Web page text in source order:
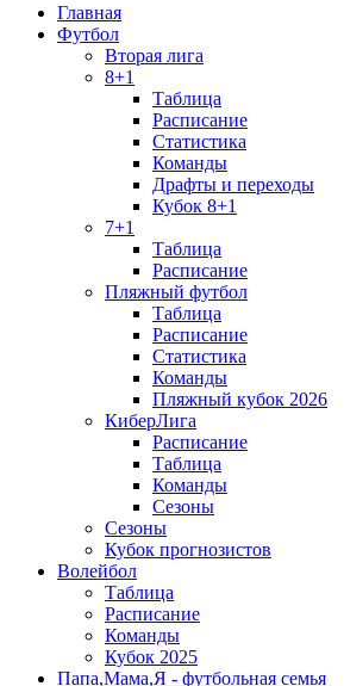
Главная
Футбол
Вторая лига
8+1
Таблица
Расписание
Статистика
Команды
Драфты и переходы
Кубок 8+1
7+1
Таблица
Расписание
Пляжный футбол
Таблица
Расписание
Статистика
Команды
Пляжный кубок 2026
КиберЛига
Расписание
Таблица
Команды
Сезоны
Сезоны
Кубок прогнозистов
Волейбол
Таблица
Расписание
Команды
Кубок 2025
Папа,Мама,Я - футбольная семья